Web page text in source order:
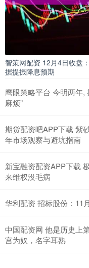
智策网配资 12月4日收盘
据提振降息预期
鹰眼策略平台 今明两年,
麻烦”
期货配资吧APP下载 紫
年市场观察与避坑指南
新宝融资配资APP下载
来维权没毛病
华利配资 招标股份：11
中国配资网 他是历史上
宫为奴，名字耳熟